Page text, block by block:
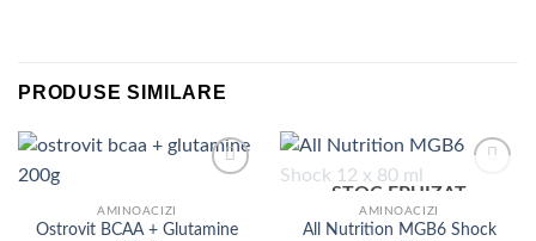
PRODUSE SIMILARE
Adauga
AMINOACIZI
Ostrovit BCAA + Glutamine
Adauga
STOC EPUIZAT
AMINOACIZI
All Nutrition MGB6 Shock